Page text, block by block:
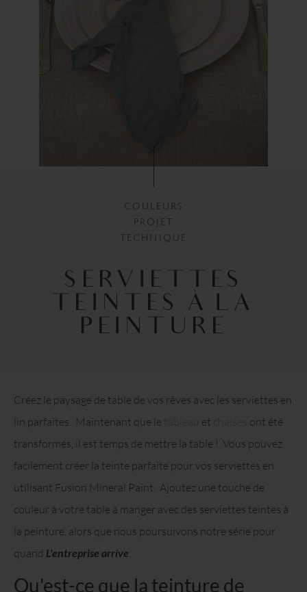
COULEURS
PROJET
TECHNIQUE
SERVIETTES
TEINTES À LA
PEINTURE
Créez le paysage de table de vos rêves avec les serviettes en
lin parfaites. Maintenant que le
et
ont été
transformés, il est temps de mettre la table ! Vous pouvez
facilement créer la teinte parfaite pour vos serviettes en
utilisant Fusion Mineral Paint. Ajoutez une touche de
couleur à votre table à manger avec des serviettes teintes à
la peinture, alors que nous poursuivons notre série pour
quand L'entreprise arrive.
Qu'est-ce que la teinture de